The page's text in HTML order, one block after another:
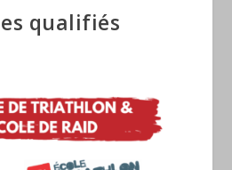
qualifiés